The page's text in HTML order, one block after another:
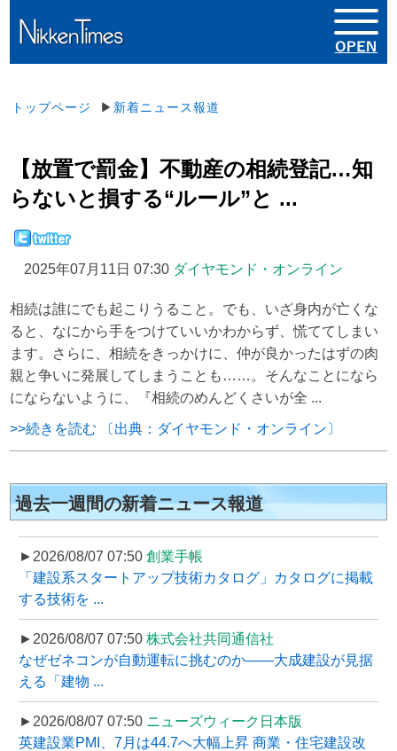
トップページ ▶ 新着ニュース報道
【放置で罰金】不動産の相続登記…知
らないと損する“ルール”と ...
2025年07月11日 07:30 ダイヤモンド・オンライン
相続は誰にでも起こりうること。でも、いざ身内が亡くな
ると、なにから手をつけていいかわからず、慌ててしまい
ます。さらに、相続をきっかけに、仲が良かったはずの肉
親と争いに発展してしまうことも……。そんなことになら
にならないように、『相続のめんどくさいが全 ...
>>続きを読む 〔出典：ダイヤモンド・オンライン〕
過去一週間の新着ニュース報道
►2026/08/07 07:50 創業手帳
「建設系スタートアップ技術カタログ」カタログに掲載
する技術を ...
►2026/08/07 07:50 株式会社共同通信社
なぜゼネコンが自動運転に挑むのか――大成建設が見据
える「建物 ...
►2026/08/07 07:50 ニューズウィーク日本版
英建設業PMI、7月は44.7へ大幅上昇 商業・住宅建設改